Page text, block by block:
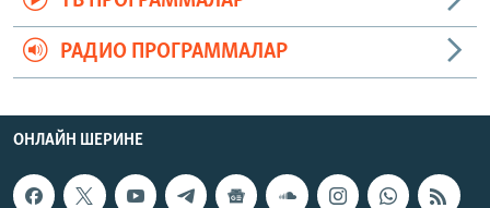
РАДИО ПРОГРАММАЛАР
ОНЛАЙН ШЕРИНЕ